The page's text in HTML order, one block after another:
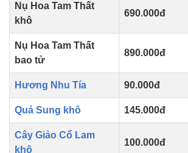
Nụ Hoa Tam Thất
khô
690.000đ
Nụ Hoa Tam Thất
bao tử
890.000đ
Hương Nhu Tía 90.000đ
Quả Sung khô 145.000đ
Cây Giảo Cổ Lam
khô
100.000đ